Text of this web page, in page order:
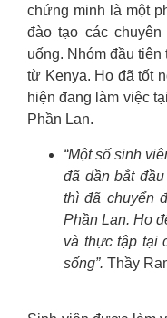
chứng minh là một
đào tạo các
uống. Nhóm đầu
từ Kenya. Họ đã tốt
hiện đang làm việc
Phần Lan.
“Một số sinh
đã dần bắt
thì đã chuyển
Phần Lan. Họ
và thực tập tại
sống”. Thầy